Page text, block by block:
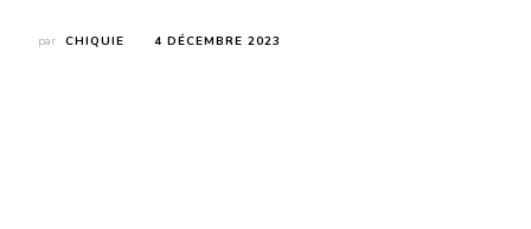
par CHIQUIE 4 DÉCEMBRE 2023